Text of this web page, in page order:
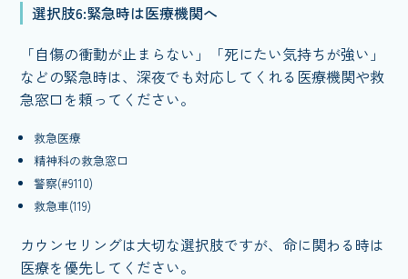
選択肢6:緊急時は医療機関へ
「自傷の衝動が止まらない」「死にたい気持ちが強い」
などの緊急時は、深夜でも対応してくれる医療機関や救
急窓口を頼ってください。
救急医療
精神科の救急窓口
警察(#9110)
救急車(119)
カウンセリングは大切な選択肢ですが、命に関わる時は
医療を優先してください。